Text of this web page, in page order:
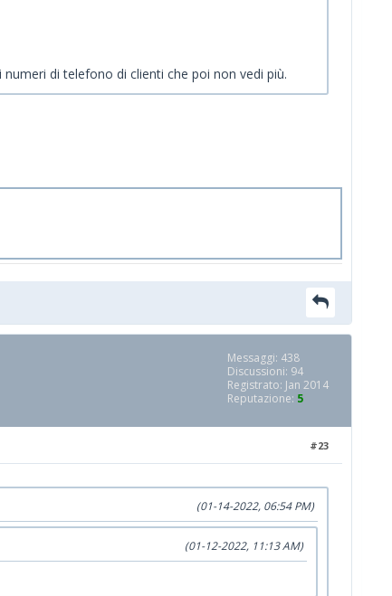
di telefono di clienti che poi non vedi più.
Messaggi: 438
Discussioni: 94
Registrato: Jan 2014
Reputazione: 5
#23
(01-14-2022, 06:54 PM)
(01-12-2022, 11:13 AM)